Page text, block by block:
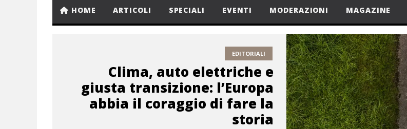
HOME ARTICOLI SPECIALI EVENTI MODERAZIONI MAGAZINE
EDITORIALI
Clima, auto elettriche e
giusta transizione: l’Europa
abbia il coraggio di fare la
storia